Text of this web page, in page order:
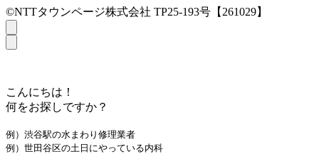
©NTTタウンページ株式会社 TP25-193号【261029】
こんにちは！
何をお探しですか？
例）渋谷駅の水まわり修理業者
例）世田谷区の土日にやっている内科